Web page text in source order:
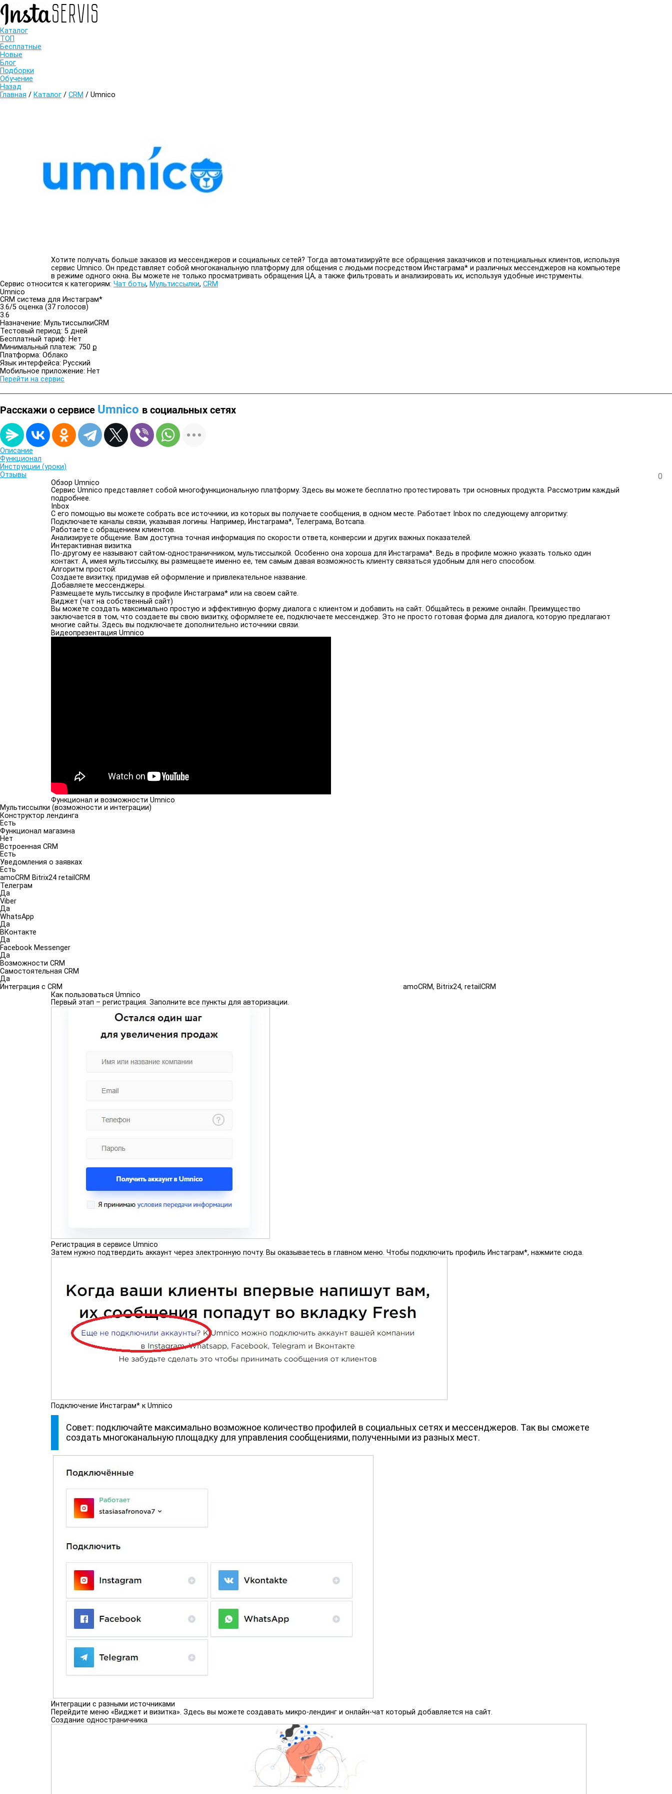
Каталог
ТОП
Бесплатные
Новые
Блог
Подборки
Обучение
Назад
Главная / Каталог / CRM / Umnico
Хотите получать больше заказов из мессенджеров и социальных сетей? Тогда автоматизируйте все обращения заказчиков и потенциальных клиентов, используя
сервис Umnico. Он представляет собой многоканальную платформу для общения с людьми посредством Инстаграма* и различных мессенджеров на компьютере
в режиме одного окна. Вы можете не только просматривать обращения ЦА, а также фильтровать и анализировать их, используя удобные инструменты.
Сервис относится к категориям: Чат боты, Мультиссылки, CRM
Umnico
CRM система для Инстаграм*
3.6/5 оценка (37 голосов)
3.6
Назначение: МультиссылкиCRM
Тестовый период: 5 дней
Бесплатный тариф: Нет
Минимальный платеж: 750 ք
Платформа: Облако
Язык интерфейса: Русский
Мобильное приложение: Нет
Перейти на сервис
Расскажи о сервисе Umnico в социальных сетях
Описание
Функционал
Инструкции (уроки)
Отзывы
0
Обзор Umnico
Сервис Umnico представляет собой многофункциональную платформу. Здесь вы можете бесплатно протестировать три основных продукта. Рассмотрим каждый
подробнее.
Inbox
С его помощью вы можете собрать все источники, из которых вы получаете сообщения, в одном месте. Работает Inbox по следующему алгоритму:
Подключаете каналы связи, указывая логины. Например, Инстаграма*, Телеграма, Вотсапа.
Работаете с обращением клиентов.
Анализируете общение. Вам доступна точная информация по скорости ответа, конверсии и других важных показателей.
Интерактивная визитка
По-другому ее называют сайтом-одностраничником, мультиссылкой. Особенно она хороша для Инстаграма*. Ведь в профиле можно указать только один
контакт. А, имея мультиссылку, вы размещаете именно ее, тем самым давая возможность клиенту связаться удобным для него способом.
Алгоритм простой:
Создаете визитку, придумав ей оформление и привлекательное название.
Добавляете мессенджеры.
Размещаете мультиссылку в профиле Инстаграма* или на своем сайте.
Виджет (чат на собственный сайт)
Вы можете создать максимально простую и эффективную форму диалога с клиентом и добавить на сайт. Общайтесь в режиме онлайн. Преимущество
заключается в том, что создаете вы свою визитку, оформляете ее, подключаете мессенджер. Это не просто готовая форма для диалога, которую предлагают
многие сайты. Здесь вы подключаете дополнительно источники связи.
Видеопрезентация Umnico
Функционал и возможности Umnico
Мультиссылки (возможности и интеграции)
Конструктор лендинга
Есть
Функционал магазина
Нет
Встроенная CRM
Есть
Уведомления о заявках
Есть
amoCRM Bitrix24 retailCRM
Телеграм
Да
Viber
Да
WhatsApp
Да
ВКонтакте
Да
Facebook Messenger
Да
Возможности CRM
Самостоятельная CRM
Да
Интеграция с CRM
amoCRM, Bitrix24, retailCRM
Как пользоваться Umnico
Первый этап – регистрация. Заполните все пункты для авторизации.
Регистрация в сервисе Umnico
Затем нужно подтвердить аккаунт через электронную почту. Вы оказываетесь в главном меню. Чтобы подключить профиль Инстаграм*, нажмите сюда.
Подключение Инстаграм* к Umnico
Совет: подключайте максимально возможное количество профилей в социальных сетях и мессенджеров. Так вы сможете
создать многоканальную площадку для управления сообщениями, полученными из разных мест.
Интеграции с разными источниками
Перейдите меню «Виджет и визитка». Здесь вы можете создавать микро-лендинг и онлайн-чат который добавляется на сайт.
Создание одностраничника